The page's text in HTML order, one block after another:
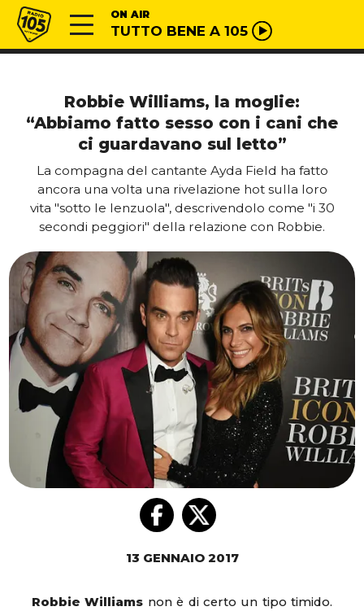
Vai al contenuto
Radio 105 ON AIR
TUTTO BENE A 105
Robbie Williams, la moglie:
“Abbiamo fatto sesso con i cani che
ci guardavano sul letto”
La compagna del cantante Ayda Field ha fatto
ancora una volta una rivelazione hot sulla loro
vita "sotto le lenzuola", descrivendolo come "i 30
secondi peggiori" della relazione con Robbie.
13 GENNAIO 2017
Robbie Williams non è di certo un tipo timido.